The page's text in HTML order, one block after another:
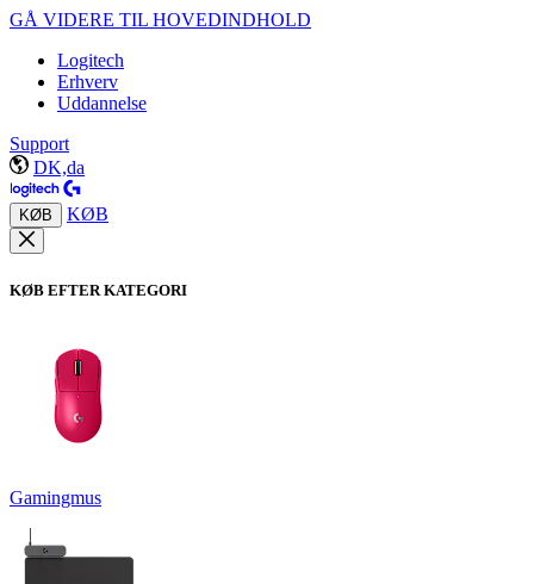
GÅ VIDERE TIL HOVEDINDHOLD
Logitech
Erhverv
Uddannelse
Support
DK,da
KØB KØB
KØB EFTER KATEGORI
Gamingmus